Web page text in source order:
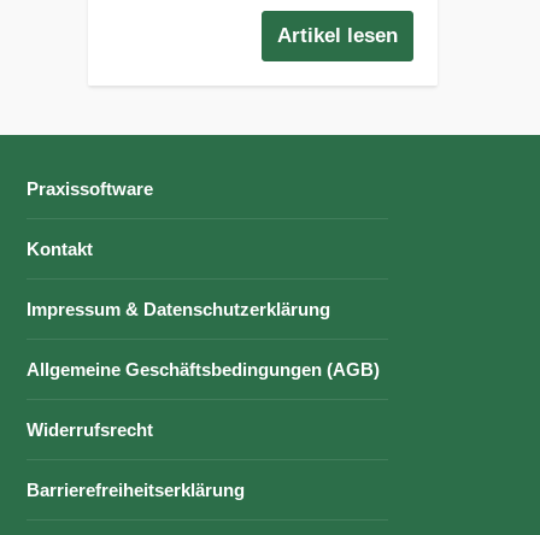
Artikel lesen
Praxissoftware
Kontakt
Impressum & Datenschutzerklärung
Allgemeine Geschäftsbedingungen (AGB)
Widerrufsrecht
Barrierefreiheitserklärung